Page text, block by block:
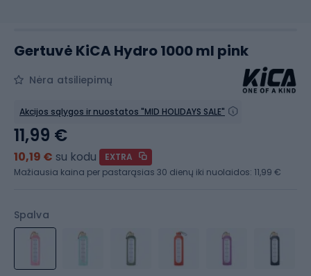
Gertuvė KiCA Hydro 1000 ml pink
Nėra atsiliepimų
Akcijos sąlygos ir nuostatos "MID HOLIDAYS SALE"
Spalva
11,99 €
10,19 € su kodu
EXTRA
Mažiausia kaina per pastarąsias 30 dienų iki nuolaidos: 11,99 €